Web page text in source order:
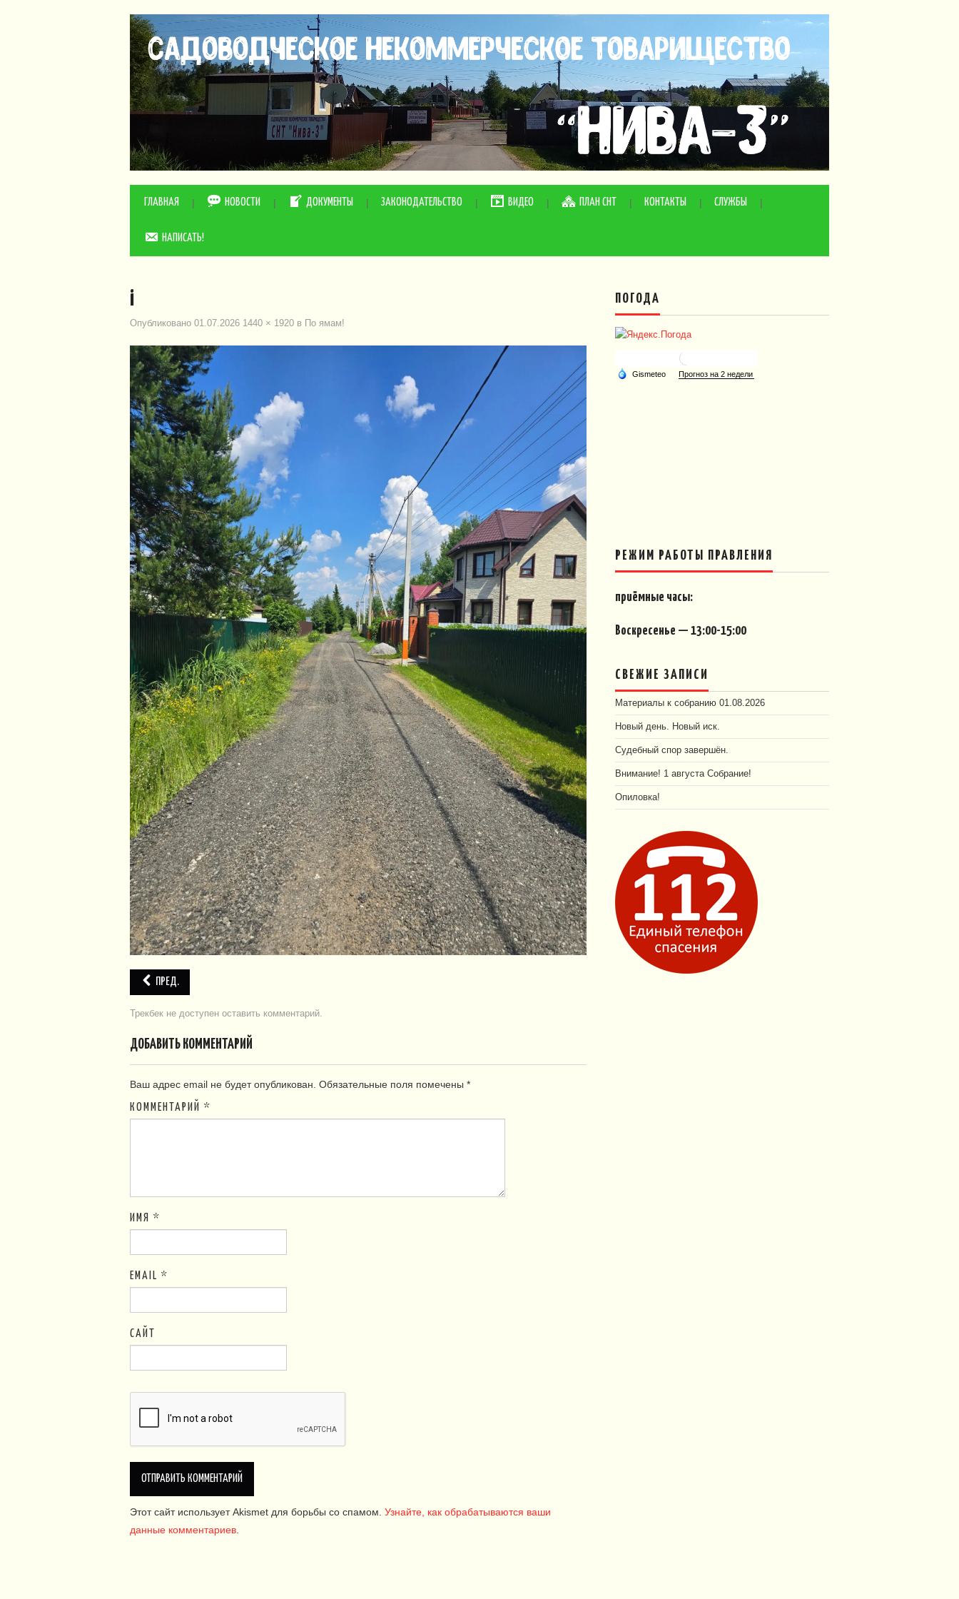
ГЛАВНАЯ НОВОСТИ ДОКУМЕНТЫ ЗАКОНОДАТЕЛЬСТВО ВИДЕО ПЛАН СНТ КОНТАКТЫ СЛУЖБЫ
НАПИСАТЬ!
i
Опубликовано 01.07.2026 1440 × 1920 в По ямам!
ПРЕД.
Трекбек не доступен оставить комментарий
ДОБАВИТЬ КОММЕНТАРИЙ
Ваш адрес email не будет опубликован. Обязательные поля помечены *
КОММЕНТАРИЙ *
ИМЯ *
EMAIL *
САЙТ
Этот сайт использует Akismet для борьбы со спамом. Узнайте, как обрабатываются ваши
данные комментариев
ПОГОДА
РЕЖИМ РАБОТЫ ПРАВЛЕНИЯ
приёмные часы:
Воскресенье — 13:00-15:00
СВЕЖИЕ ЗАПИСИ
Материалы к собранию 01.08.2026
Новый день. Новый иск.
Судебный спор завершён.
Внимание! 1 августа Собрание!
Опиловка!